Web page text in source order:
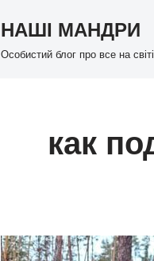
НАШІ МАНДРИ
Особистий блог про все на світі
как